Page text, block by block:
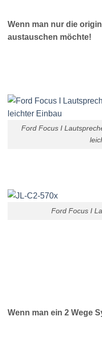
Wenn man nur die
austauschen möchte!
Ford Focus I
Ford Focus I
Wenn man ein 2 Wege